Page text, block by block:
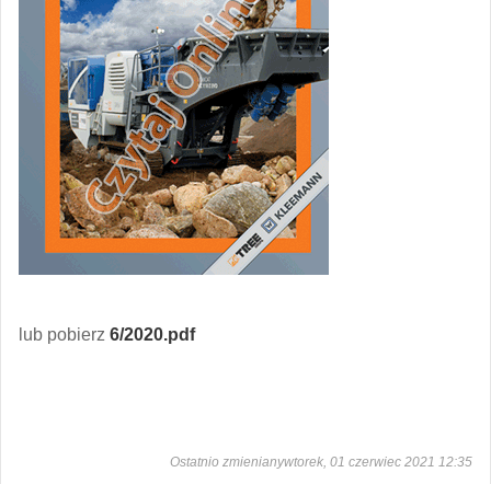
lub pobierz 6/2020.pdf
Ostatnio zmienianywtorek, 01 czerwiec 2021 12:35